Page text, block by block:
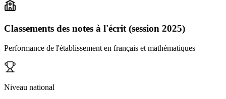
Classements des notes à l'écrit (session 2025)
Performance de l'établissement en français et mathématiques
Niveau national